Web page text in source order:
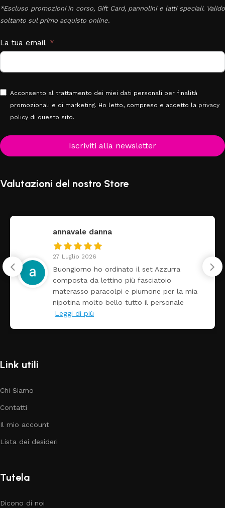
*Escluso promozioni in corso, Gift Card, pannolini e latti speciali. Valido
soltanto sul primo acquisto online.
La tua email
Acconsento al trattamento dei miei dati personali per finalità
promozionali e di marketing. Ho letto, compreso e accetto la privacy
policy di questo sito.
Iscriviti alla newsletter
Valutazioni del nostro Store
annavale danna
27 Luglio 2026
Buongiorno ho ordinato il set Azzurra
composta da lettino più fasciatoio
materasso paracolpi e piumone per la mia
nipotina molto bello tutto il personale
Leggi di più
Link utili
Chi Siamo
Contatti
Il mio account
Lista dei desideri
Tutela
Dicono di noi